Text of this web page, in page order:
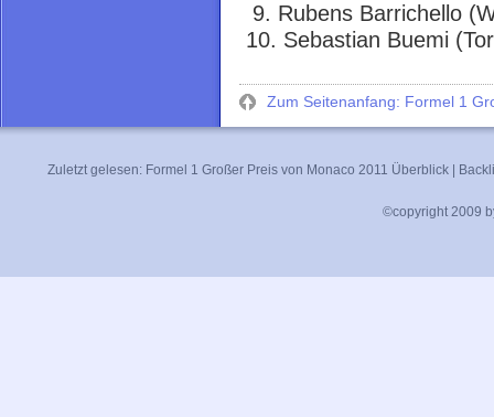
9. Rubens Barrichello
10. Sebastian Buemi
Zum Seitenanfang: Formel 1
Zuletzt gelesen: Formel 1 Großer Preis von Monaco 2011 Überblick
©copyright 2009